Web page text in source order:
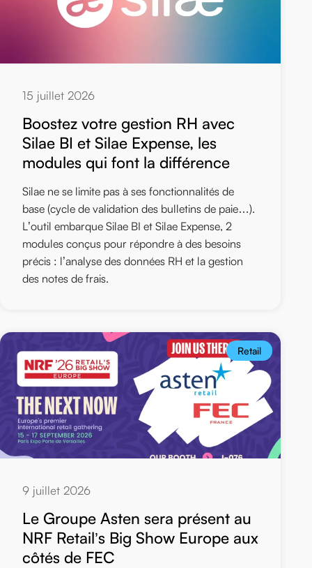
15 juillet 2026
Boostez votre gestion RH avec
Silae BI et Silae Expense, les
modules qui font la différence
Silae ne se limite pas à ses fonctionnalités de
base (cycle de validation des bulletins de paie…).
L’outil embarque Silae BI et Silae Expense, 2
modules conçus pour répondre à des besoins
précis : l’analyse des données RH et la gestion
des notes de frais.
Retail
9 juillet 2026
Le Groupe Asten sera présent au
NRF Retail’s Big Show Europe aux
côtés de FEC